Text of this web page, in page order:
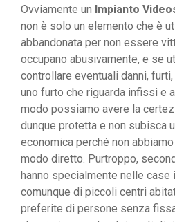
Ovviamente un Impianto
non è solo un elemento che è
abbandonata per non essere
occupano abusivamente, e se
controllare eventuali danni,
uno furto che riguarda infissi e
modo possiamo avere la
dunque protetta e non subisca
economica perché non
modo diretto. Purtroppo,
hanno specialmente nelle
comunque di piccoli centri
preferite di persone senza